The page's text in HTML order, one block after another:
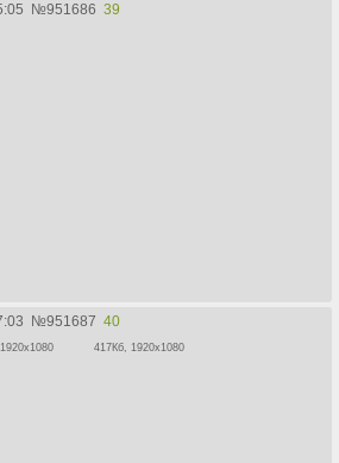
№951686 39
№951687 40
417Кб, 1920x1080